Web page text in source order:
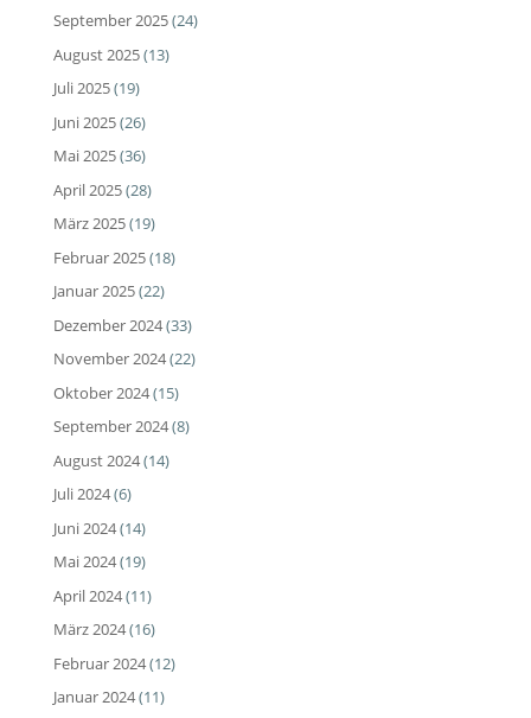
September 2025(24)
August 2025(13)
Juli 2025(19)
Juni 2025(26)
Mai 2025(36)
April 2025(28)
März 2025(19)
Februar 2025(18)
Januar 2025(22)
Dezember 2024(33)
November 2024(22)
Oktober 2024(15)
September 2024(8)
August 2024(14)
Juli 2024(6)
Juni 2024(14)
Mai 2024(19)
April 2024(11)
März 2024(16)
Februar 2024(12)
Januar 2024(11)